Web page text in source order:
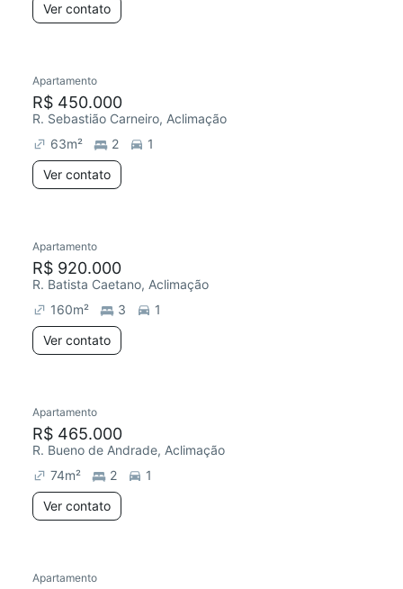
Ver contato
Redecorar
Apartamento
R$ 450.000
R. Sebastião Carneiro, Aclimação
63m² 2
1
Ver contato
Redecorar
Apartamento
R$ 920.000
R. Batista Caetano, Aclimação
160m² 3
1
Ver contato
Redecorar
Apartamento
R$ 465.000
R. Bueno de Andrade, Aclimação
74m² 2
1
Ver contato
Redecorar
Apartamento